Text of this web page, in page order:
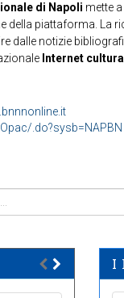
di Napoli mette
piattaforma. La
dalle notizie
Internet
.do?sysb=NAPBN
I